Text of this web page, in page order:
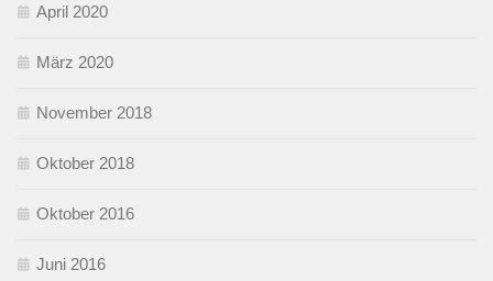
April 2020
März 2020
November 2018
Oktober 2018
Oktober 2016
Juni 2016